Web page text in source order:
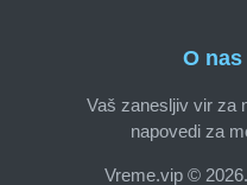
O
Vaš zanesljiv vir za
napovedi za
Vreme.vip ©